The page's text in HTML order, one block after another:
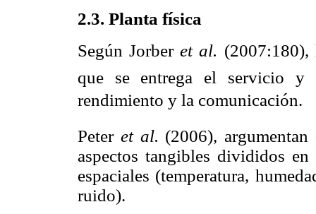
2.3. Planta física
Según Jorberet al. (2007:180),
que se entrega el servicio y
rendimiento y la comunicación.
Peter et al. (2006),
aspectos tangibles divididos
espaciales (temperatura,
ruido).